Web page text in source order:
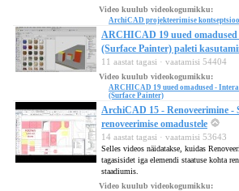
Video kuulub videokogumikku:
ArchiCAD projekteerimise
ARCHICAD 19 uued
(Surface Painter) paleti
11 aastat tagasi · vaatamisi 54404
Video kuulub videokogumikku:
ARCHICAD 19 uued omadused -
(Surface Painter)
ArchiCAD 15 - Renoveerimine -
renoveerimise omadustele
14 aastat tagasi · vaatamisi 53643
Selles videos näidatakse, kuidas
tagasisidet iga elemendi staatuse kohta
staadiumis.
Video kuulub videokogumikku: